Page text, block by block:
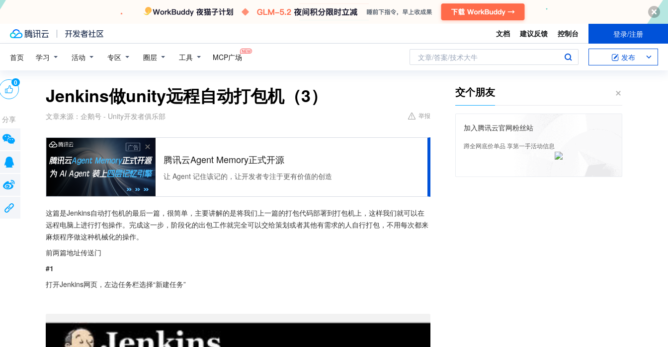
文档 建议反馈 控制台 登录/注册
首页 学习 活动 专区 圈层 工具 MCP广场 文章/答案/技术大牛 发布
Jenkins做unity远程自动打包机（3）
文章来源： 企鹅号 - Unity开发者俱乐部 举报
广告
腾讯云Agent Memory正式开源
让 Agent 记住该记的，让开发者专注于更有价值的创造
这篇是Jenkins自动打包机的最后一篇，很简单，主要讲解的是将我们上一篇的打包代码部署到打包机上，这样我们就可以在
远程电脑上进行打包操作。完成这一步，阶段化的出包工作就完全可以交给策划或者其他有需求的人自行打包，不用每次都来
麻烦程序做这种机械化的操作。
前两篇地址传送门
#1
打开Jenkins网页，左边任务栏选择“新建任务”
0
分享
交个朋友
加入腾讯云官网粉丝站
蹲全网底价单品 享第一手活动信息